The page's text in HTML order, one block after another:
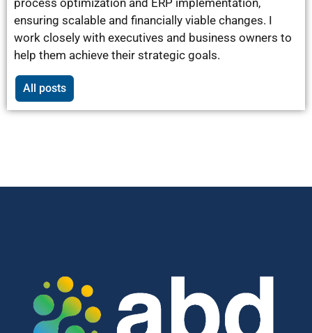
process optimization and ERP implementation,
ensuring scalable and financially viable changes. I
work closely with executives and business owners to
help them achieve their strategic goals.
All posts